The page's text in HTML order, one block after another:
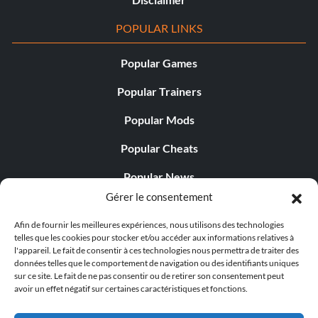
Gérer le consentement
Afin de fournir les meilleures expériences, nous utilisons des technologies
telles que les cookies pour stocker et/ou accéder aux informations relatives à
l'appareil. Le fait de consentir à ces technologies nous permettra de traiter des
données telles que le comportement de navigation ou des identifiants uniques
sur ce site. Le fait de ne pas consentir ou de retirer son consentement peut
avoir un effet négatif sur certaines caractéristiques et fonctions.
POPULAR LINKS
Popular Games
Popular Trainers
Popular Mods
Popular Cheats
Popular News
Popular Editorials
Popular Free Games
LATEST UPDATES